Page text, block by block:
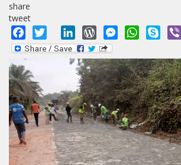
share
tweet
Facebook
Twitter LinkedInWordPressMessengerWhatsApp
Skype